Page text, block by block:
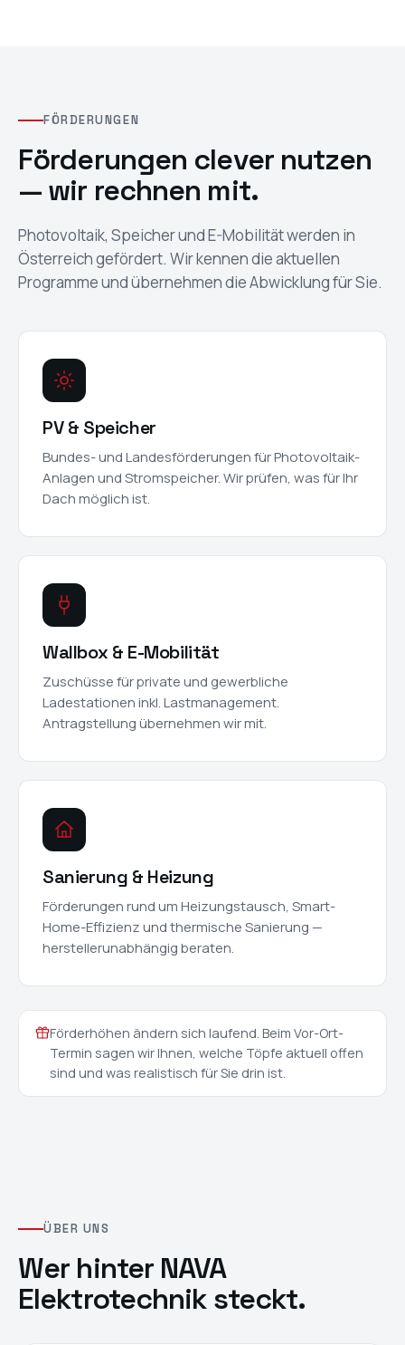
FÖRDERUNGEN
Förderungen clever nutzen
— wir rechnen mit.
Photovoltaik, Speicher und E-Mobilität werden in
Österreich gefördert. Wir kennen die aktuellen
Programme und übernehmen die Abwicklung für Sie.
PV & Speicher
Bundes- und Landesförderungen für Photovoltaik-
Anlagen und Stromspeicher. Wir prüfen, was für Ihr
Dach möglich ist.
Wallbox & E-Mobilität
Zuschüsse für private und gewerbliche
Ladestationen inkl. Lastmanagement.
Antragstellung übernehmen wir mit.
Sanierung & Heizung
Förderungen rund um Heizungstausch, Smart-
Home-Effizienz und thermische Sanierung —
herstellerunabhängig beraten.
Förderhöhen ändern sich laufend. Beim Vor-Ort-
Termin sagen wir Ihnen, welche Töpfe aktuell offen
sind und was realistisch für Sie drin ist.
ÜBER UNS
Wer hinter NAVA
Elektrotechniksteckt.